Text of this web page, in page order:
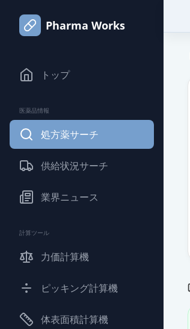
Pharma Works
トップ
医薬品情報
処方薬サーチ
供給状況サーチ
業界ニュース
計算ツール
力価計算機
ピッキング計算機
体表面積計算機